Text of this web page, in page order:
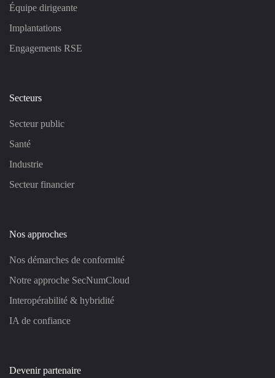
Équipe dirigeante
Implantations
Engagements RSE
Secteurs
Secteur public
Santé
Industrie
Secteur financier
Nos approches
Nos démarches de conformité
Notre approche SecNumCloud
Interopérabilité & hybridité
IA de confiance
Devenir partenaire